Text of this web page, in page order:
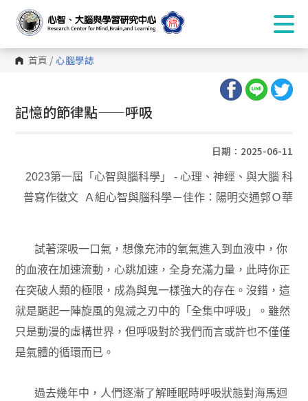
首頁 / 心腦學誌
:::
記憶的節律點——呼吸
日期：2025-06-11
2023第一屆「心智與腦科學」 - 心理、神經、與大腦 科
普寫作徵文 Ａ組心智與腦科學－佳作：陽明交通郭Ｏ華
試著深吸一口氣，想像充沛的氧氣進入到血液中，你
的血液在加速流動，心跳加速，全身充滿力量，此時你正
在突破人類的極限，成為與鬼一樣強大的存在。沒錯，這
就是颳起一陣旋風的鬼滅之刃中的「全集中呼吸」。雖然
只是動漫的虛構世界，但呼吸對於我們而言或許也不僅僅
是氣體的循環而已。
過去幾年中，人們逐漸了解睡眠時呼吸狀態對海馬迴